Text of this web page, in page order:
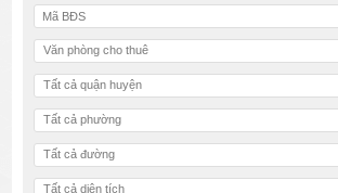
Văn phòng cho thuê
Tất cả quận huyện
Tất cả phường
Tất cả đường
Tất cả diện tích